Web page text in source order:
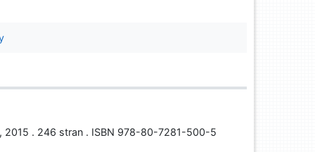
2015 . 246 stran . ISBN 978-80-7281-500-5